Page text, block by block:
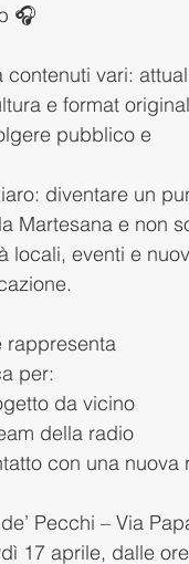
🎧
contenuti vari:
e format
pubblico e
diventare un
Martesana e non
locali, eventi e
rappresenta
per:
da vicino
della radio
con una nuova
Pecchi – Via
17 aprile, dalle